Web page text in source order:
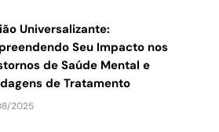
Universalizante:
Seu Impacto nos
de Saúde Mental e
de Tratamento
2025